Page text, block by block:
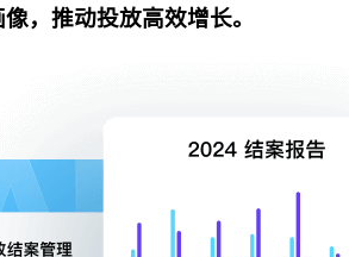
，推动投放高效增长。